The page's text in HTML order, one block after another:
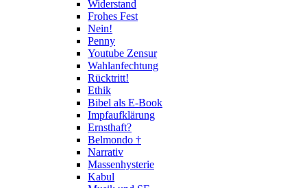
Widerstand
Frohes Fest
Nein!
Penny
Youtube Zensur
Wahlanfechtung
Rücktritt!
Ethik
Bibel als E-Book
Impfaufklärung
Ernsthaft?
Belmondo †
Narrativ
Massenhysterie
Kabul